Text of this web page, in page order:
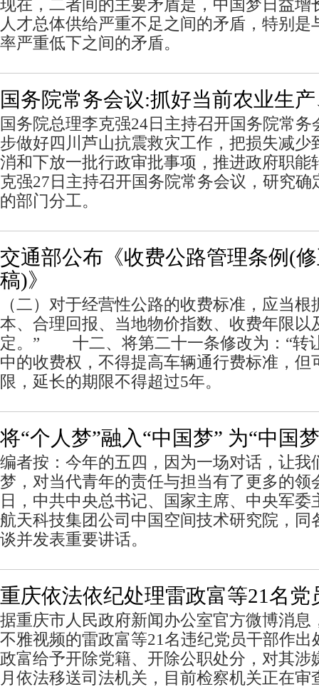
现在，二者间的主要矛盾是，中国梦日益增
人才总体供给严重不足之间的矛盾，特别是
率严重低下之间的矛盾。
国务院常务会议:抓好当前农业生
国务院总理李克强24日主持召开国务院常
步做好四川芦山抗震救灾工作，把损失减少
消和下放一批行政审批事项，推进政府职能
克强27日主持召开国务院常务会议，研究确
的部门分工。
交通部公布《收费公路管理条例(
稿)》
（二）对于经营性公路的收费标准，应当
本、合理回报、当地物价指数、收费年限以
定。” 十二、将第二十一条修改为：“转
中的收费权，不得提高车辆通行费标准，但
限，延长的期限不得超过5年。
将“个人梦”融入“中国梦” 为“中国
编者按：今年的五四，因为一场对话，让我
梦，对当代青年的责任与担当有了更多
日，中共中央总书记、国家主席、中央军委
航天科技集团公司中国空间技术研究院，同
谈并发表重要讲话。
重庆依法依纪处理雷政富等21名党
据重庆市人民政府新闻办公室官方微博消息
不雅视频的雷政富等21名违纪党员干部作出
政富给予开除党籍、开除公职处分，对其涉
月依法移送司法机关，目前检察机关正在审